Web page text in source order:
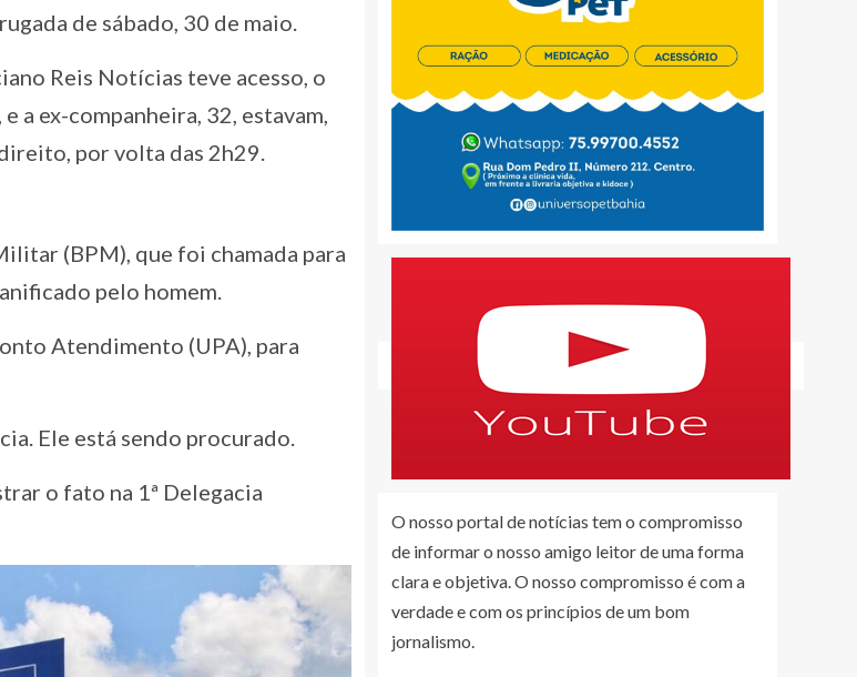
de sábado, 30 de maio.
Reis Notícias teve acesso, o
a ex-companheira, 32, estavam,
por volta das 2h29.
(BPM), que foi chamada para
pelo homem.
Atendimento (UPA), para
Ele está sendo procurado.
o fato na 1ª Delegacia
O nosso portal de notícias tem o compromisso
de informar o nosso amigo leitor de uma forma
clara e objetiva. O nosso compromisso é com a
verdade e com os princípios de um bom
jornalismo.